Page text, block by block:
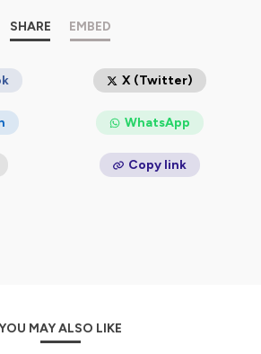
SHARE EMBED
X (Twitter)
WhatsApp
Copy link
MAY ALSO LIKE